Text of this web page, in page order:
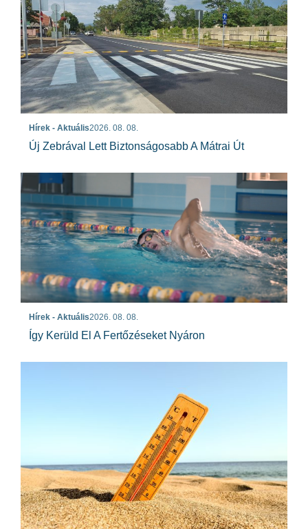
Hírek - Aktuális2026. 08. 08.
Új Zebrával Lett Biztonságosabb A Mátrai Út
Hírek - Aktuális2026. 08. 08.
Így Kerüld El A Fertőzéseket Nyáron